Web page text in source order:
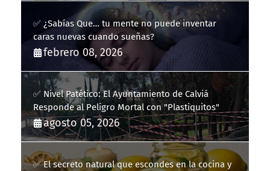
✅ ¿Sabías Que… tu mente no puede inventar
caras nuevas cuando sueñas?
febrero 08, 2026
✅ Nivel Patético: El Ayuntamiento de Calviá
Responde al Peligro Mortal con "Plastiquitos"
agosto 05, 2026
✅ El secreto natural que escondes en la cocina y